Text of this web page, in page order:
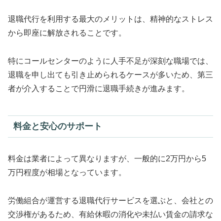
退職代行を利用する最大のメリットは、精神的なストレス
から即座に解放されることです。
特にコールセンターのように人手不足が深刻な職場では、
退職を申し出ても引き止められるケースが多いため、第三
者が介入することで円滑に退職手続きが進みます。
料金と安心のサポート
料金は業者によって異なりますが、一般的に2万円から5
万円程度が相場となっています。
労働組合が運営する退職代行サービスを選ぶと、会社との
交渉権があるため、有給休暇の消化や未払い賃金の請求な